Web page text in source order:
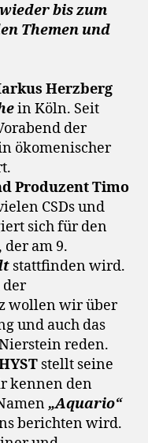
bis zum
Themen und
Herzberg
in Köln. Seit
der
ökomenischer
Produzent Timo
CSDs und
sich für den
der am 9.
stattfinden wird.
wollen wir über
und auch das
reden.
stellt seine
kennen den
„Aquario“
berichten wird.